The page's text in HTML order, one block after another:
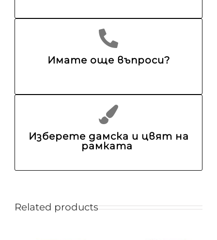
Имате още въпроси?
Изберете дамска и цвят на
рамката
Related products